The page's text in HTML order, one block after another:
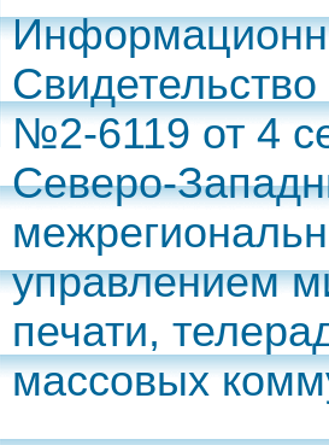
№2-6119 от 4
Северо-
управлением
печати,
массовых